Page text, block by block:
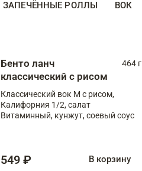
ЗАПЕЧЁННЫЕ РОЛЛЫ ВОК
Бенто ланч
классический с рисом
464 г
Классический вок М с рисом,
Калифорния 1/2, салат
Витаминный, кунжут, соевый соус
549 ₽ В корзину